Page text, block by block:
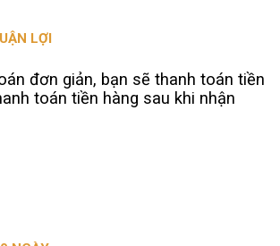
LỢI
đơn giản, bạn sẽ thanh toán tiền
toán tiền hàng sau khi nhận